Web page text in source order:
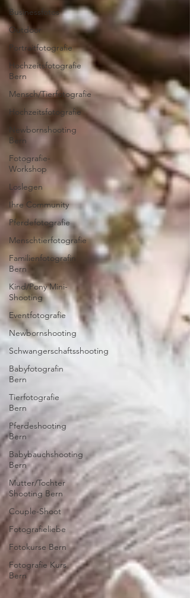
Businessfotos
Outdoor
Portraitfotografie
Hochzeitsfotografie
Bern
Mensch/Tierfotografie
Hochzeitsfotografie
Newbornshooting
Bern
Fotografie-
Workshop
Loslegen
Ihre Community
Pferdefotografie
Menschtierfotografie
Familienfotografin
Bern
Kind/Pony Mini-
Shooting
Eventfotografie
Newbornshooting
Schwangerschaftsshooting
Babyfotografin
Bern
Tierfotografie
Bern
Pferdeshooting
Bern
Babybauchshooting
Bern
Mutter/Tochter
Shooting Bern
Couple-Shoot
Fotografieliebe
Fotokurse Bern
Fotografie Kurs
Bern